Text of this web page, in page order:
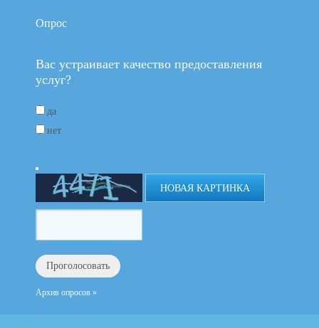
Опрос
Вас устраивает качество предоставления
услуг?
да
нет
НОВАЯ КАРТИНКА
Архив опросов »